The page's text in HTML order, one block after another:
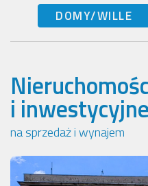
DOMY/WILLE
i inwestycyjne
na sprzedaż i wynajem